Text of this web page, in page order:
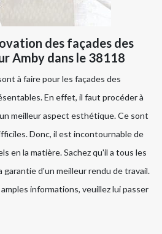
des façades des
Amby dans le 38118
à faire pour les façades des
En effet, il faut procéder à
meilleur aspect esthétique. Ce sont
Donc, il est incontournable de
en la matière. Sachez qu'il a tous les
garantie d'un meilleur rendu de travail.
informations, veuillez lui passer